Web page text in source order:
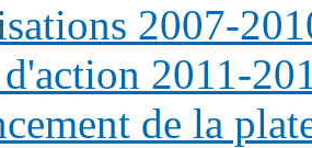
2007-
2011-
de la